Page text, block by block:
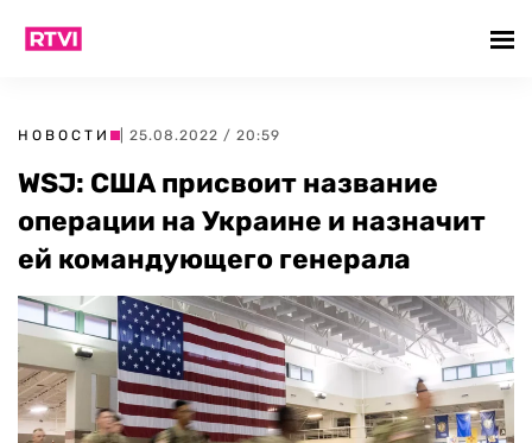
НОВОСТИ | 25.08.2022 / 20:59
WSJ: США присвоит название
операции на Украине и назначит
ей командующего генерала